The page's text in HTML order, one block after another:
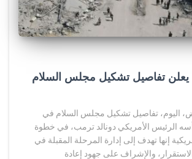
يعلن تفاصيل تشكيل مجلس السلام
اليوم، تفاصيل تشكيل مجلس السلام في
الرئيس الأمريكي دونالد ترمب، في خطوة
إنها تهدف إلى إدارة المرحلة المقبلة في
والإشراف على جهود إعادة